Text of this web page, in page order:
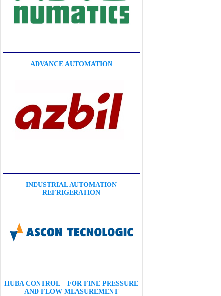
ADVANCE AUTOMATION
INDUSTRIAL AUTOMATION
REFRIGERATION
HUBA CONTROL – FOR FINE PRESSURE
AND FLOW MEASUREMENT